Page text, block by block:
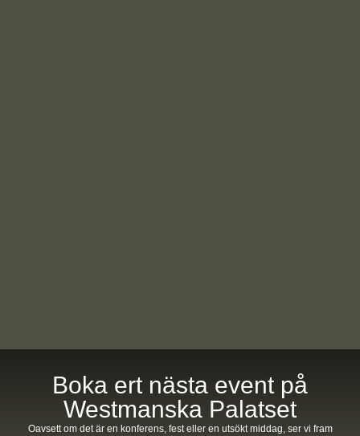
Boka ert nästa event på
Westmanska Palatset
Oavsett om det är en konferens, fest eller en utsökt middag, ser vi fram